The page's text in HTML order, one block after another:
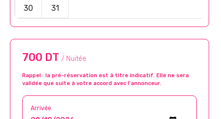
30 31
700 DT / Nuitée
Rappel : la pré-réservation est à titre indicatif. Elle ne sera
validée que suite à votre accord avec l’annonceur.
Arrivée